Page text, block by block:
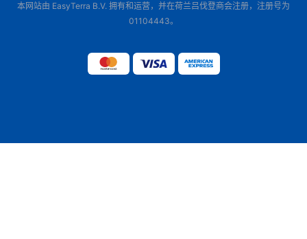
本网站由 EasyTerra B.V. 拥有和运营，并在荷兰吕伐登商会注册，注册号为
01104443。